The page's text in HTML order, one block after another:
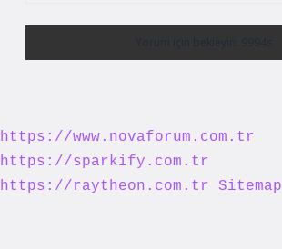
https://www.novaforum.com.tr
https://sparkify.com.tr
https://raytheon.com.tr
Sitemap